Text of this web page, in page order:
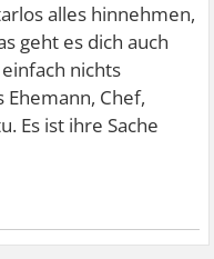
alles hinnehmen,
geht es dich auch
nichts
Chef,
Es ist ihre Sache